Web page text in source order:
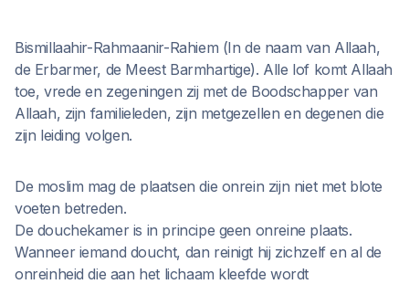
Bismillaahir-Rahmaanir-Rahiem (In de naam van Allaah,
de Erbarmer, de Meest Barmhartige). Alle lof komt Allaah
toe, vrede en zegeningen zij met de Boodschapper van
Allaah, zijn familieleden, zijn metgezellen en degenen die
zijn leiding volgen.
De moslim mag de plaatsen die onrein zijn niet met blote
voeten betreden.
De douchekamer is in principe geen onreine plaats.
Wanneer iemand doucht, dan reinigt hij zichzelf en al de
onreinheid die aan het lichaam kleefde wordt